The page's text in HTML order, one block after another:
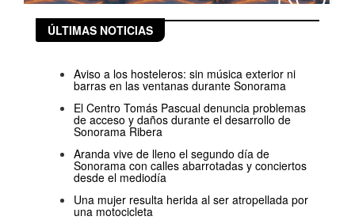
ÚLTIMAS NOTICIAS
Aviso a los hosteleros: sin música exterior ni
barras en las ventanas durante Sonorama
El Centro Tomás Pascual denuncia problemas
de acceso y daños durante el desarrollo de
Sonorama Ribera
Aranda vive de lleno el segundo día de
Sonorama con calles abarrotadas y conciertos
desde el mediodía
Una mujer resulta herida al ser atropellada por
una motocicleta